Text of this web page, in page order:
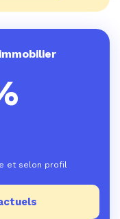
et selon profil